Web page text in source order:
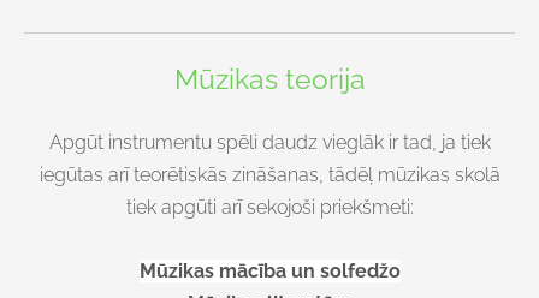
Mūzikas teorija
Apgūt instrumentu spēli daudz vieglāk ir tad, ja tiek
iegūtas arī teorētiskās zināšanas, tādēļ mūzikas skolā
tiek apgūti arī sekojoši priekšmeti:
Mūzikas mācība un solfedžo